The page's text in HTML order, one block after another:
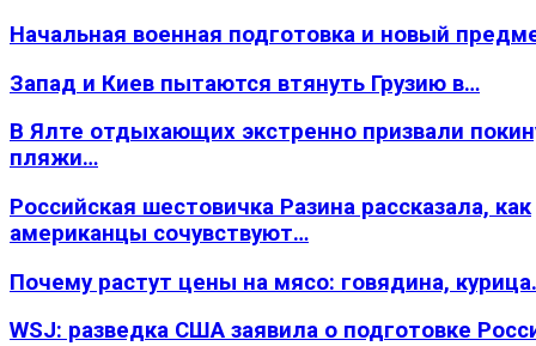
Начальная военная подготовка и новый
Запад и Киев пытаются втянуть Грузию в…
В Ялте отдыхающих экстренно призвали
пляжи…
Российская шестовичка Разина рассказала, как
американцы сочувствуют…
Почему растут цены на мясо: говядина,
WSJ: разведка США заявила о подготовке